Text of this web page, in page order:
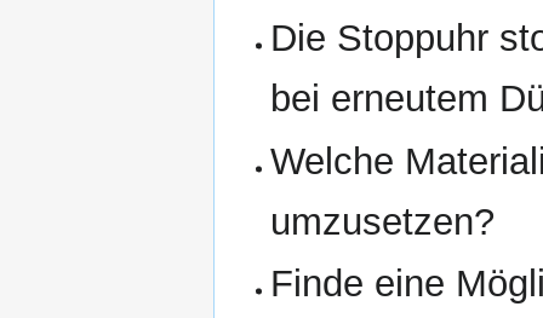
Die Stoppuhr
bei erneutem
Welche
umzusetzen?
Finde eine